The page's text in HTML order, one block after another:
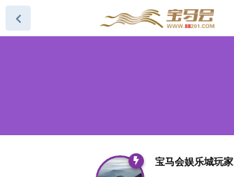
宝马会娱乐城玩家